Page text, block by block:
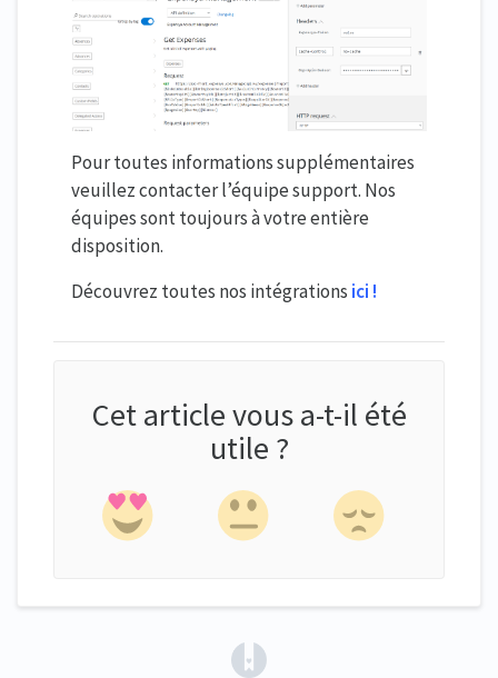
Pour toutes informations supplémentaires
veuillez contacter l’équipe support. Nos
équipes sont toujours à votre entière
disposition.
Découvrez toutes nos intégrations ici !
Cet article vous a-t-il été
utile ?